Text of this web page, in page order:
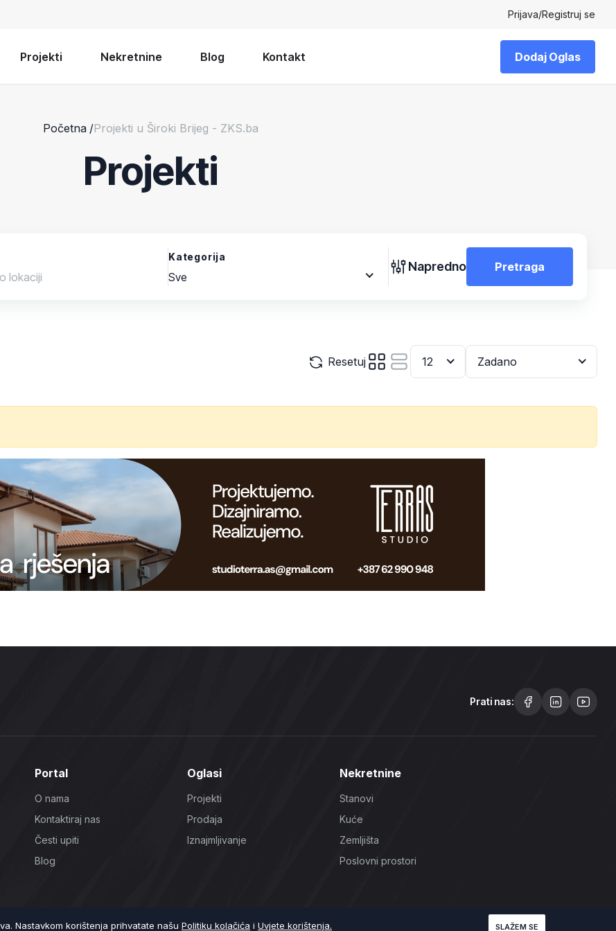
Prijava/Registruj se
Projekti Nekretnine Blog Kontakt Dodaj Oglas
Početna /Projekti u Široki Brijeg - ZKS.ba
Projekti
Kategorija
Sve
Napredno Pretraga
Resetuj 12 Zadano
Prati nas:
Portal
O nama
Kontaktiraj nas
Česti upiti
Blog
Oglasi
Projekti
Prodaja
Iznajmljivanje
Nekretnine
Stanovi
Kuće
Zemljišta
Poslovni prostori
Nastavkom korištenja prihvatate našu Politiku kolačića i Uvjete korištenja. SLAŽEM SE